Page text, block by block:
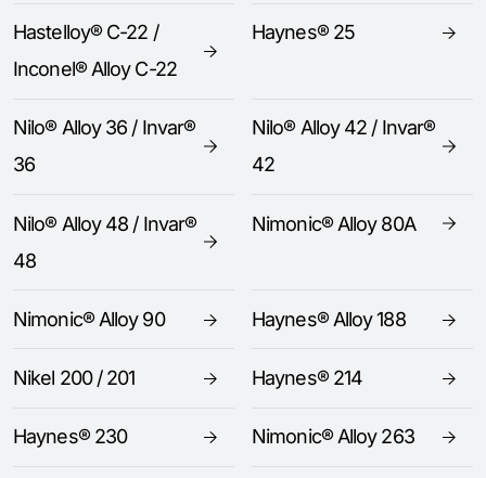
Hastelloy® C-22 /
Inconel® Alloy C-22
Haynes® 25
Nilo® Alloy 36 / Invar®
36
Nilo® Alloy 42 / Invar®
42
Nilo® Alloy 48 / Invar®
48
Nimonic® Alloy 80A
Nimonic® Alloy 90 Haynes® Alloy 188
Nikel 200 / 201 Haynes® 214
Haynes® 230 Nimonic® Alloy 263